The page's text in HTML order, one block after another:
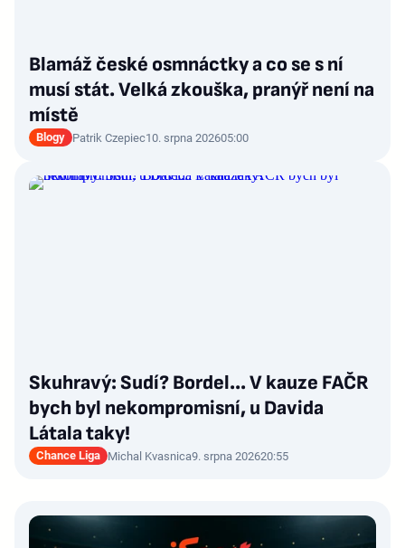
Blamáž české osmnáctky a co se s ní
musí stát. Velká zkouška, pranýř není na
místě
Blogy Patrik Czepiec10. srpna 202605:00
Skuhravý: Sudí? Bordel... V kauze FAČR
bych byl nekompromisní, u Davida
Látala taky!
Chance Liga Michal Kvasnica9. srpna 202620:55